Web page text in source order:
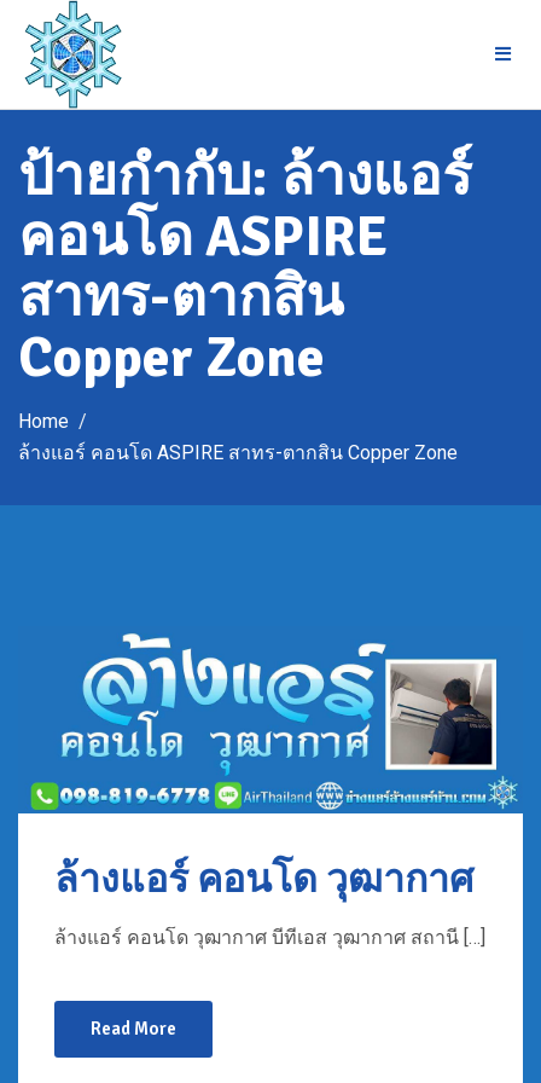
content
ป้ายกำกับ: ล้างแอร์
คอนโด ASPIRE
สาทร-ตากสิน
Copper Zone
Home
ล้างแอร์ คอนโด ASPIRE สาทร-ตากสิน Copper Zone
ล้างแอร์ คอนโด วุฒากาศ
ล้างแอร์ คอนโด วุฒากาศ บีทีเอส วุฒากาศ สถานี […]
Read More